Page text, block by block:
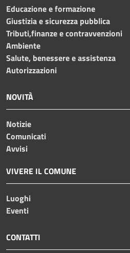
Educazione e formazione
Giustizia e sicurezza pubblica
Tributi,finanze e contravvenzioni
Ambiente
Salute, benessere e assistenza
Autorizzazioni
NOVITÀ
Notizie
Comunicati
Avvisi
VIVERE IL COMUNE
Luoghi
Eventi
CONTATTI